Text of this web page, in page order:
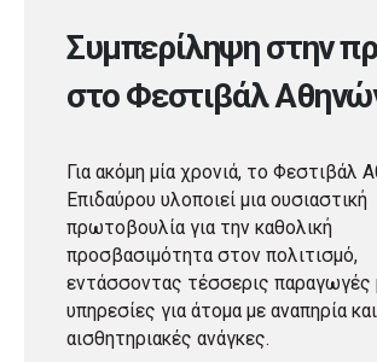
Συμπερίληψη στην
στο Φεστιβάλ
Για ακόμη μία χρονιά, το Φεστιβάλ
Επιδαύρου υλοποιεί μια ουσιαστική
πρωτοβουλία για την καθολική
προσβασιμότητα στον πολιτισμό,
εντάσσοντας τέσσερις παραγωγές
υπηρεσίες για άτομα με αναπηρία και
αισθητηριακές ανάγκες.